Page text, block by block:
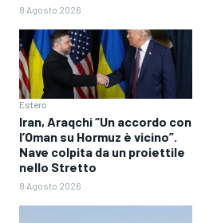
8 Agosto 2026
Estero
Iran, Araqchi “Un accordo con
l’Oman su Hormuz è vicino”.
Nave colpita da un proiettile
nello Stretto
8 Agosto 2026